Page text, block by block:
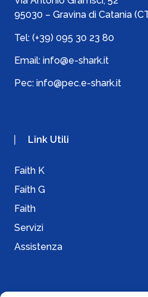
95030 – Gravina di Catania
Tel: (+39) 095 30 23 80
Email: info@e-shark.it
Pec: info@pec.e-shark.it
Link Utili
Faith K
Faith G
Faith
Servizi
Assistenza